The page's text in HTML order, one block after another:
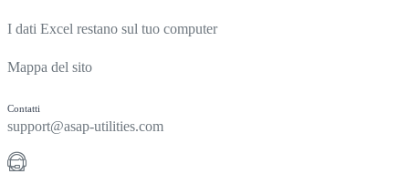
I dati Excel restano sul tuo computer
Mappa del sito
Contatti
support@asap-utilities.com